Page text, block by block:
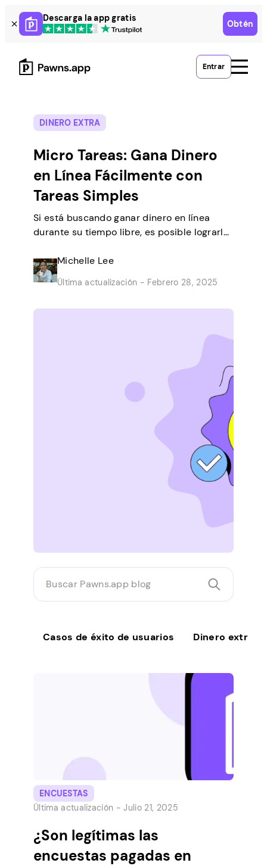
Skip
to
content
Descarga la app gratis
Obtén
Entrar
DINERO EXTRA
Micro Tareas: Gana Dinero
en Línea Fácilmente con
Tareas Simples
Si está buscando ganar dinero en línea
durante su tiempo libre, es posible lograrlo
muchas personas como usted que
convierten los trabajos rápidos de la
comodidad de su hogar en un ingreso
Michelle Lee
Última actualización - Febrero 28, 2025
Buscar
Pawns.app
blog
Casos de éxito de usuarios Dinero extra
ENCUESTAS
Última actualización -Julio 21, 2025
¿Son legítimas las
encuestas pagadas en